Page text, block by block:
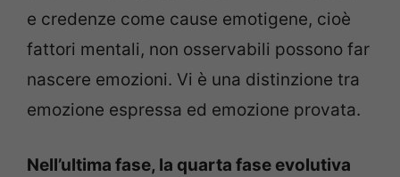
e credenze come cause emotigene, cioè
fattori mentali, non osservabili possono far
nascere emozioni. Vi è una distinzione tra
emozione espressa ed emozione provata.
Nell’ultima fase, la quarta fase evolutiva